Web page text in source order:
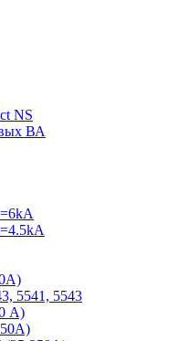
NS
ВА
5541, 5543
А)